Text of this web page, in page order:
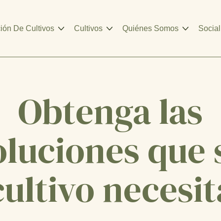
De Cultivos Cultivos Quiénes Somos Social
Obtenga las
que